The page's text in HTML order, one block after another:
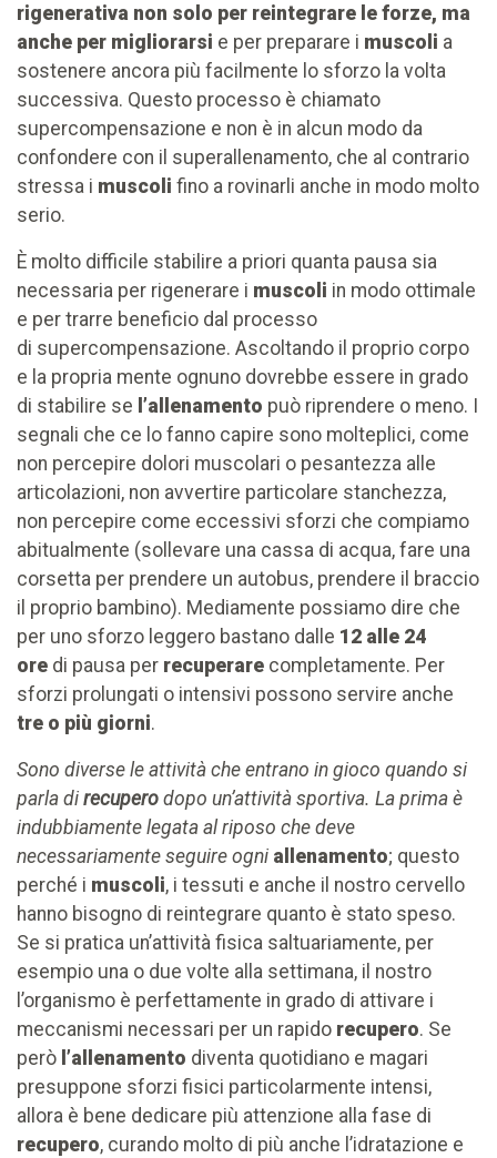
rigenerativa non solo per reintegrare le forze, ma
anche per migliorarsi e per preparare i muscoli a
sostenere ancora più facilmente lo sforzo la volta
successiva. Questo processo è chiamato
supercompensazione e non è in alcun modo da
confondere con il superallenamento, che al contrario
stressa i muscoli fino a rovinarli anche in modo molto
serio.
È molto difficile stabilire a priori quanta pausa sia
necessaria per rigenerare i muscoli in modo ottimale
e per trarre beneficio dal processo
di supercompensazione. Ascoltando il proprio corpo
e la propria mente ognuno dovrebbe essere in grado
di stabilire se l’allenamento può riprendere o meno. I
segnali che ce lo fanno capire sono molteplici, come
non percepire dolori muscolari o pesantezza alle
articolazioni, non avvertire particolare stanchezza,
non percepire come eccessivi sforzi che compiamo
abitualmente (sollevare una cassa di acqua, fare una
corsetta per prendere un autobus, prendere il braccio
il proprio bambino). Mediamente possiamo dire che
per uno sforzo leggero bastano dalle 12 alle 24
ore di pausa per recuperare completamente. Per
sforzi prolungati o intensivi possono servire anche
tre o più giorni.
Sono diverse le attività che entrano in gioco quando si
parla di recupero dopo un’attività sportiva. La prima è
indubbiamente legata al riposo che deve
necessariamente seguire ogni allenamento; questo
perché i muscoli, i tessuti e anche il nostro cervello
hanno bisogno di reintegrare quanto è stato speso.
Se si pratica un’attività fisica saltuariamente, per
esempio una o due volte alla settimana, il nostro
l’organismo è perfettamente in grado di attivare i
meccanismi necessari per un rapido recupero. Se
però l’allenamento diventa quotidiano e magari
presuppone sforzi fisici particolarmente intensi,
allora è bene dedicare più attenzione alla fase di
recupero, curando molto di più anche l’idratazione e